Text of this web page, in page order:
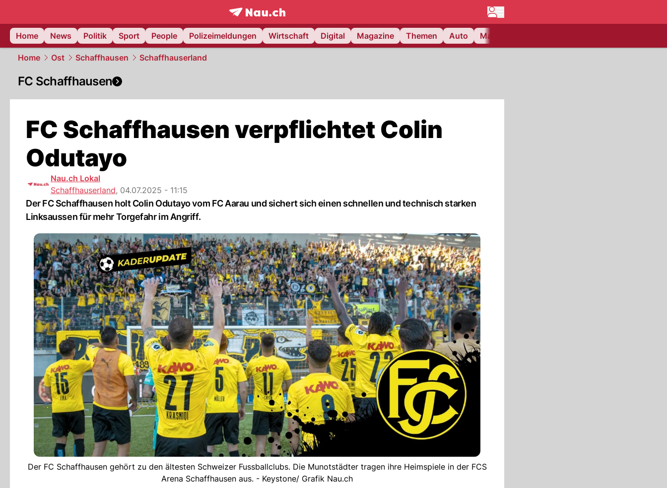
frontpage.NAU.ch
Home
News Politik Sport People Polizeimeldungen Wirtschaft Digital Magazine Themen Auto Matchcenter
Home Ost Schaffhausen Schaffhauserland
FC Schaffhausen
FC Schaffhausen verpflichtet Colin
Odutayo
Nau.ch Lokal
Schaffhauserland, 04.07.2025 - 11:15
Der FC Schaffhausen holt Colin Odutayo vom FC Aarau und sichert sich einen schnellen und technisch starken
Links­aussen für mehr Torgefahr im Angriff.
Der FC Schaffhausen gehört zu den ältesten Schweizer Fussballclubs. Die Munotstädter tragen ihre Heimspiele in der FCS
Arena Schaffhausen aus. - Keystone/ Grafik Nau.ch